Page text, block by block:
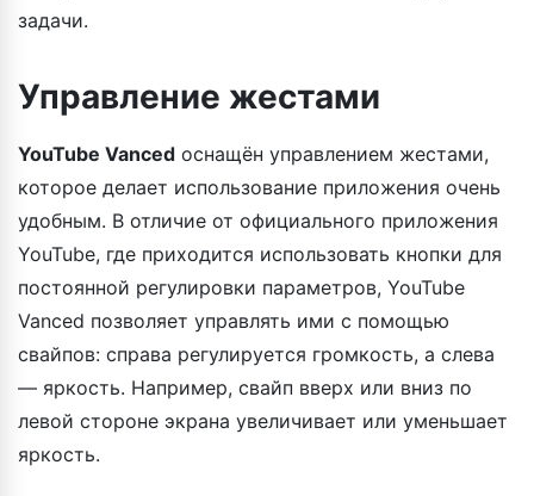
задачи.
Управление жестами
YouTube Vanced оснащён управлением жестами,
которое делает использование приложения очень
удобным. В отличие от официального приложения
YouTube, где приходится использовать кнопки для
постоянной регулировки параметров, YouTube
Vanced позволяет управлять ими с помощью
свайпов: справа регулируется громкость, а слева
— яркость. Например, свайп вверх или вниз по
левой стороне экрана увеличивает или уменьшает
яркость.